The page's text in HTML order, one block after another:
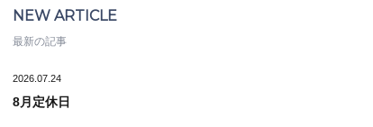
NEW ARTICLE
最新の記事
2026.07.24
8月定休日